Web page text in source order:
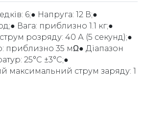
6;● Напруга: 12 В;●
Вага: приблизно 1.1 кг;●
розряду: 40 А (5 секунд);●
приблизно 35 мΩ● Діапазон
25°C ±3°C;●
максимальний струм заряду: 1